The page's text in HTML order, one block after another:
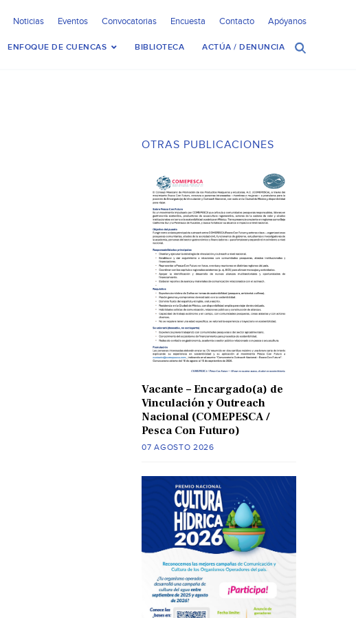
Noticias Eventos Convocatorias Encuesta Contacto Apóyanos
ENFOQUE DE CUENCAS BIBLIOTECA ACTÚA / DENUNCIA
OTRAS PUBLICACIONES
Vacante – Encargado(a) de
Vinculación y Outreach
Nacional (COMEPESCA /
Pesca Con Futuro)
07 AGOSTO 2026